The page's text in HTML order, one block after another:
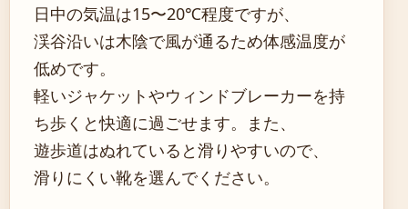
日中の気温は15〜20℃程度ですが、
渓谷沿いは木陰で風が通るため体感温度が
低めです。
軽いジャケットやウィンドブレーカーを持
ち歩くと快適に過ごせます。また、
遊歩道はぬれていると滑りやすいので、
滑りにくい靴を選んでください。